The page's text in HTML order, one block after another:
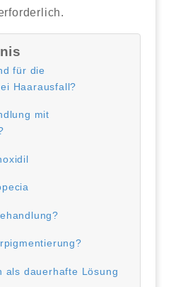
für die
Haarausfall?
mit
als dauerhafte Lösung